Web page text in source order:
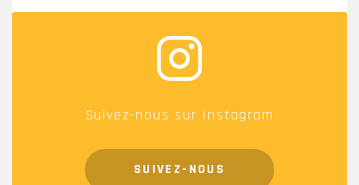
Suivez-nous sur Instagram
SUIVEZ-NOUS